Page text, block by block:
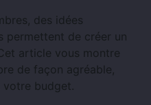
des idées
permettent de créer un
article vous montre
de façon agréable,
votre budget.